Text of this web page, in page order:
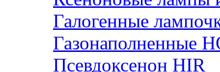
Галогенные
Газонаполненные
Псевдоксенон HIR